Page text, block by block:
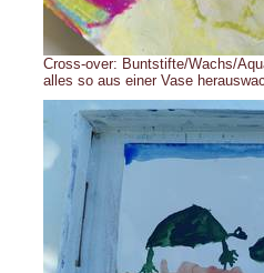
Cross-over: Buntstifte/Wachs/
alles so aus einer Vase